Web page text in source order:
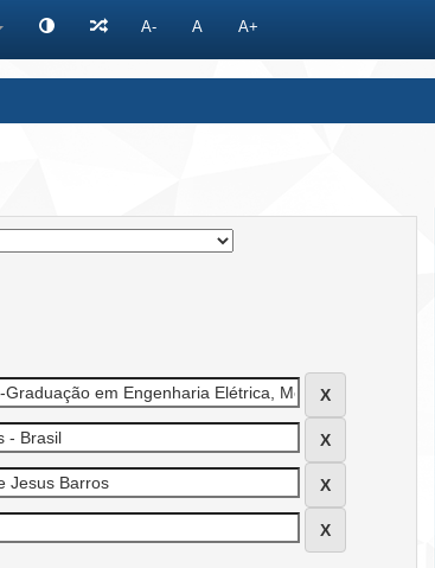
A- A A+